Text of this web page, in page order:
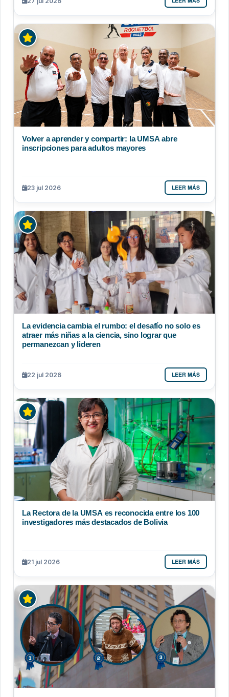
Volver a aprender y compartir: la UMSA abre
inscripciones para adultos mayores
23 jul 2026 LEER MÁS
La evidencia cambia el rumbo: el desafío no solo es
atraer más niñas a la ciencia, sino lograr que
permanezcan y lideren
22 jul 2026 LEER MÁS
La Rectora de la UMSA es reconocida entre los 100
investigadores más destacados de Bolivia
21 jul 2026 LEER MÁS